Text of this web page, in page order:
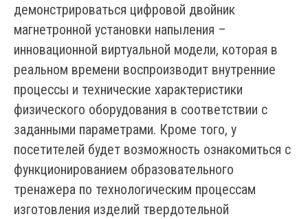
демонстрироваться цифровой двойник
магнетронной установки напыления –
инновационной виртуальной модели, которая в
реальном времени воспроизводит внутренние
процессы и технические характеристики
физического оборудования в соответствии с
заданными параметрами. Кроме того, у
посетителей будет возможность ознакомиться с
функционированием образовательного
тренажера по технологическим процессам
изготовления изделий твердотельной